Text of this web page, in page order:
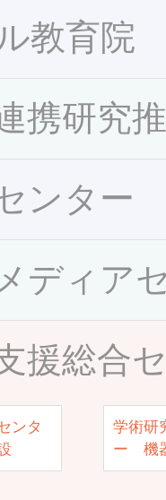
教育院
携研究
ンター
ディア
援総合
ンタ
学術研
ー 機